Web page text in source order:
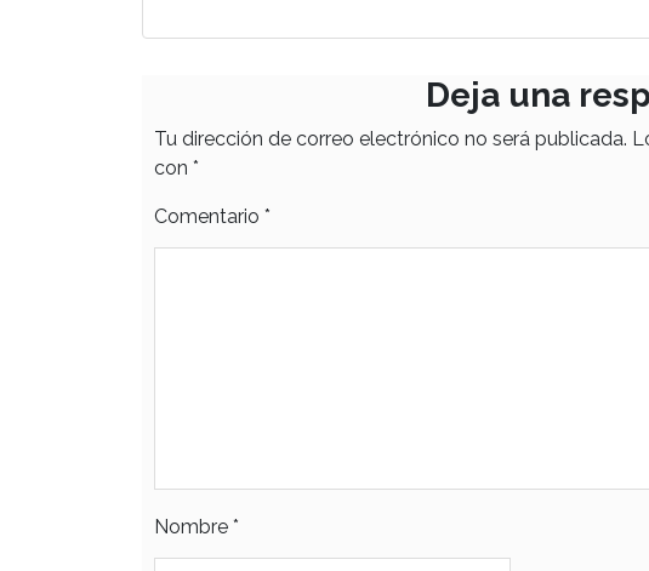
Deja una
Tu dirección de correo electrónico no será publicada.
con *
Comentario *
Nombre *